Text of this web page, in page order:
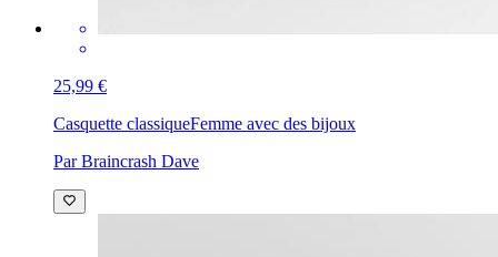
25,99 €
Casquette classiqueFemme avec des bijoux
Par Braincrash Dave